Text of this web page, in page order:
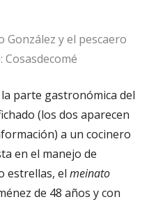
González y el pescaero
parte gastronómica del
(los dos aparecen
a un cocinero
en el manejo de
estrellas, el meinato
de 48 años y con